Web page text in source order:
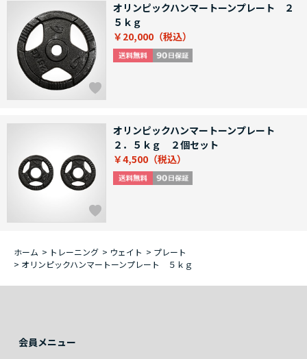
オリンピックハンマートーンプレート ２
５ｋｇ
￥20,000
オリンピックハンマートーンプレート
２．５ｋｇ ２個セット
￥4,500
ホーム > トレーニング > ウェイト > プレート
> オリンピックハンマートーンプレート ５ｋｇ
会員メニュー